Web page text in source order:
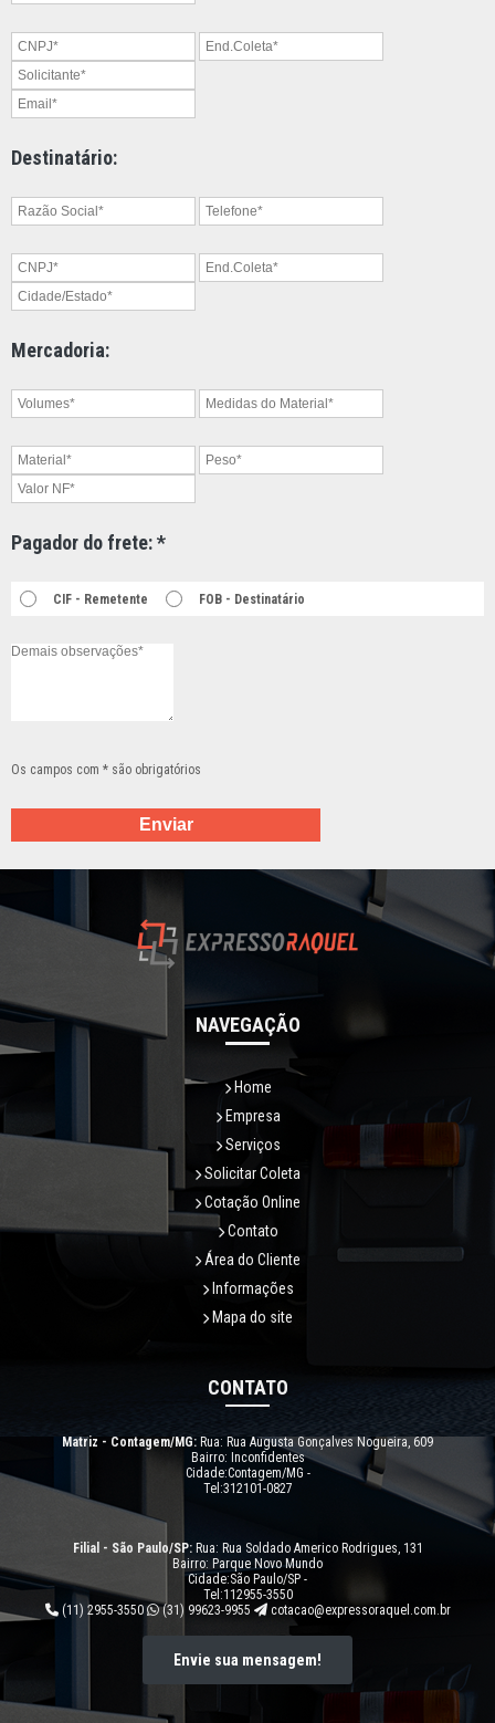
Destinatário:
Mercadoria:
Pagador do frete: *
CIF - Remetente FOB - Destinatário
Os campos com * são obrigatórios
NAVEGAÇÃO
Home
Empresa
Serviços
Solicitar Coleta
Cotação Online
Contato
Área do Cliente
Informações
Mapa do site
CONTATO
Matriz - Contagem/MG: Rua: Rua Augusta Gonçalves Nogueira, 609
Bairro: Inconfidentes
Cidade:Contagem/MG -
Tel:312101-0827
Filial - São Paulo/SP: Rua: Rua Soldado Americo Rodrigues, 131
Bairro: Parque Novo Mundo
Cidade:São Paulo/SP -
Tel:112955-3550
(11) 2955-3550
(31) 99623-9955 cotacao@expressoraquel.com.br
Envie sua mensagem!